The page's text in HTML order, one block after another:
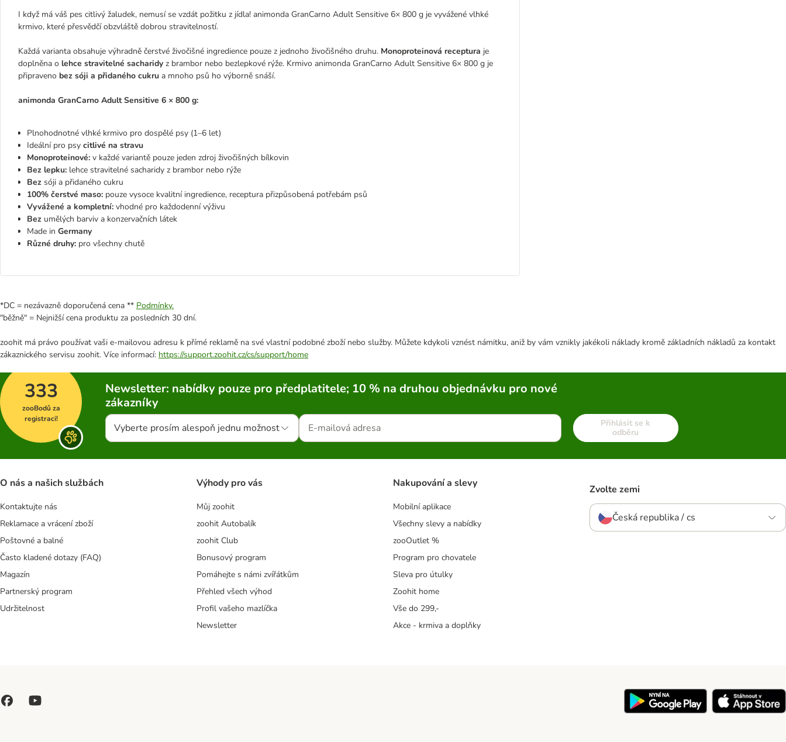
I když má váš pes citlivý žaludek, nemusí se vzdát požitku z jídla! animonda GranCarno Adult Sensitive 6× 800 g je vyvážené vlhké
krmivo, které přesvědčí obzvláště dobrou stravitelností.
Každá varianta obsahuje výhradně čerstvé živočišné ingredience pouze z jednoho živočišného druhu. Monoproteinová receptura je
doplněna o lehce stravitelné sacharidy z brambor nebo bezlepkové rýže. Krmivo animonda GranCarno Adult Sensitive 6× 800 g je
připraveno bez sóji a přidaného cukru a mnoho psů ho výborně snáší.
animonda GranCarno Adult Sensitive 6 × 800 g:
Plnohodnotné vlhké krmivo pro dospělé psy (1–6 let)
Ideální pro psy citlivé na stravu
Monoproteinové: v každé variantě pouze jeden zdroj živočišných bílkovin
Bez lepku: lehce stravitelné sacharidy z brambor nebo rýže
Bez sóji a přidaného cukru
100% čerstvé maso: pouze vysoce kvalitní ingredience, receptura přizpůsobená potřebám psů
Vyvážené a kompletní: vhodné pro každodenní výživu
Bez umělých barviv a konzervačních látek
Made in Germany
Různé druhy: pro všechny chutě
*DC = nezávazně doporučená cena ** Podmínky.
"běžně" = Nejnižší cena produktu za posledních 30 dní.
zoohit má právo používat vaši e-mailovou adresu k přímé reklamě na své vlastní podobné zboží nebo služby. Můžete kdykoli vznést námitku, aniž by vám vznikly jakékoli náklady kromě základních nákladů za kontakt
zákaznického servisu zoohit. Více informací: https://support.zoohit.cz/cs/support/home
333
zooBodů za
registraci!
Newsletter: nabídky pouze pro předplatitele; 10 % na druhou objednávku pro nové
zákazníky
Vyberte prosím alespoň jednu možnost
Přihlásit se k
odběru
O nás a našich službách
Kontaktujte nás
Reklamace a vrácení zboží
Poštovné a balné
Často kladené dotazy (FAQ)
Magazín
Partnerský program
Udržitelnost
Výhody pro vás
Můj zoohit
zoohit Autobalík
zoohit Club
Bonusový program
Pomáhejte s námi zvířátkům
Přehled všech výhod
Profil vašeho mazlíčka
Newsletter
Nakupování a slevy
Mobilní aplikace
Všechny slevy a nabídky
zooOutlet %
Program pro chovatele
Sleva pro útulky
Zoohit home
Vše do 299,-
Akce - krmiva a doplňky
Zvolte zemi
Česká republika / cs